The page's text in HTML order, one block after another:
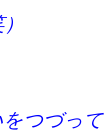
つづっ